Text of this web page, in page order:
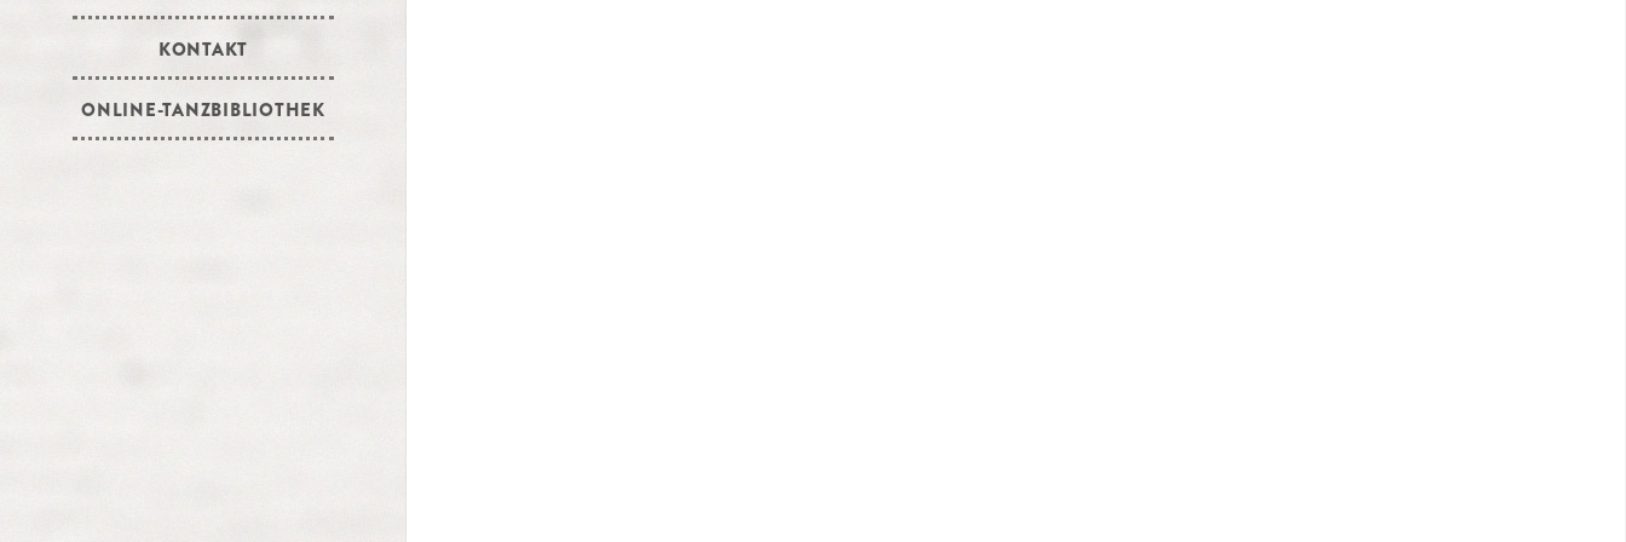
KONTAKT
ONLINE-TANZBIBLIOTHEK